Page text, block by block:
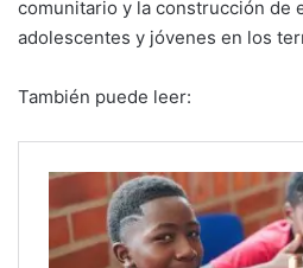
comunitario y la construcción de
adolescentes y jóvenes en los
También puede leer: